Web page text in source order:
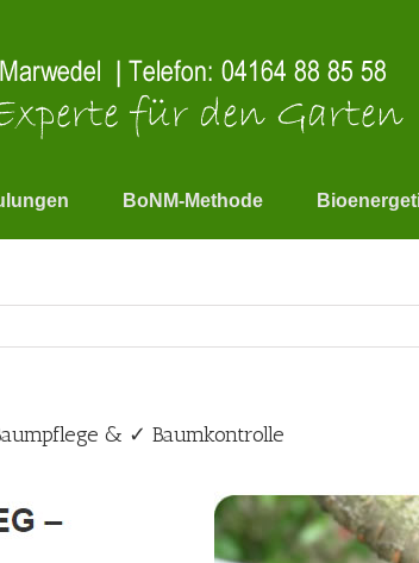
BoNM-Methode
& ✓ Baumkontrolle